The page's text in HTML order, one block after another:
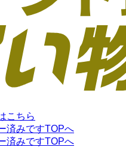
こちら
済みですTOPへ
済みですTOPへ